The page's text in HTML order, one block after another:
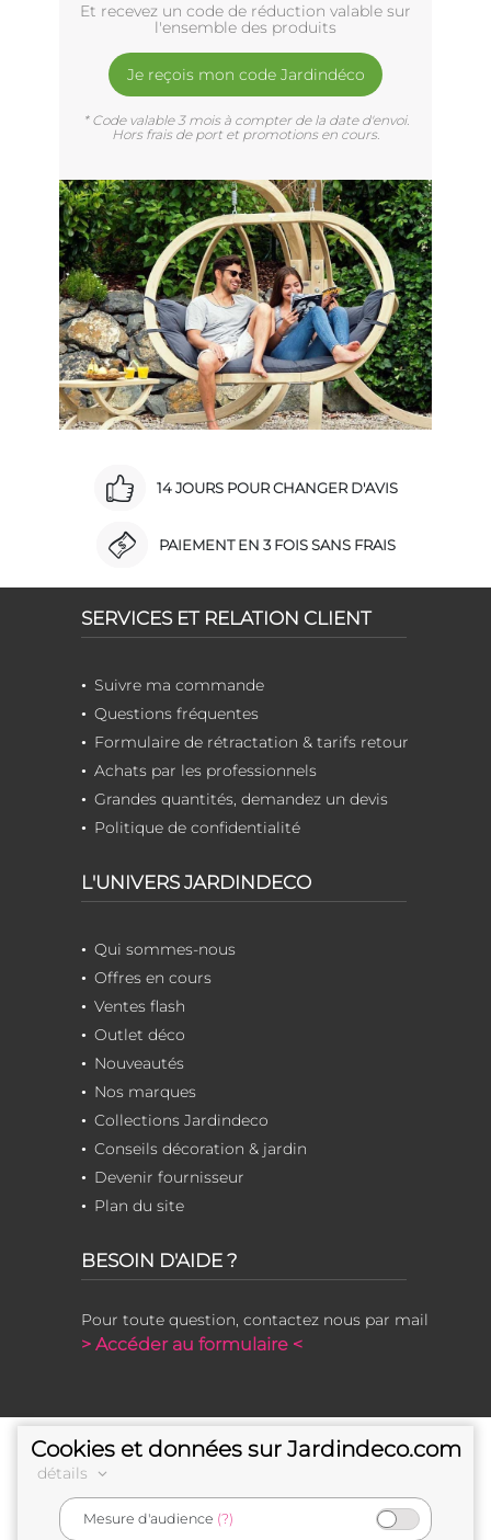
Et recevez un code de réduction valable sur
l'ensemble des produits
Je reçois mon code Jardindéco
* Code valable 3 mois à compter de la date d'envoi.
Hors frais de port et promotions en cours.
14 JOURS POUR CHANGER D'AVIS
PAIEMENT EN 3 FOIS SANS FRAIS
SERVICES ET RELATION CLIENT
Suivre ma commande
Questions fréquentes
Formulaire de rétractation & tarifs retour
Achats par les professionnels
Grandes quantités, demandez un devis
Politique de confidentialité
L'UNIVERS JARDINDECO
Qui sommes-nous
Offres en cours
Ventes flash
Outlet déco
Nouveautés
Nos marques
Collections Jardindeco
Conseils décoration & jardin
Devenir fournisseur
Plan du site
BESOIN D'AIDE ?
Pour toute question, contactez nous par mail
> Accéder au formulaire <
Cookies et données sur Jardindeco.com
détails
Mesure d'audience (?)